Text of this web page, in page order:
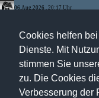
Cookies helfen
Dienste. Mit
stimmen Sie
zu. Die Cookies
Verbesserung der
06.Aug.2026 , 20:17 Uhr